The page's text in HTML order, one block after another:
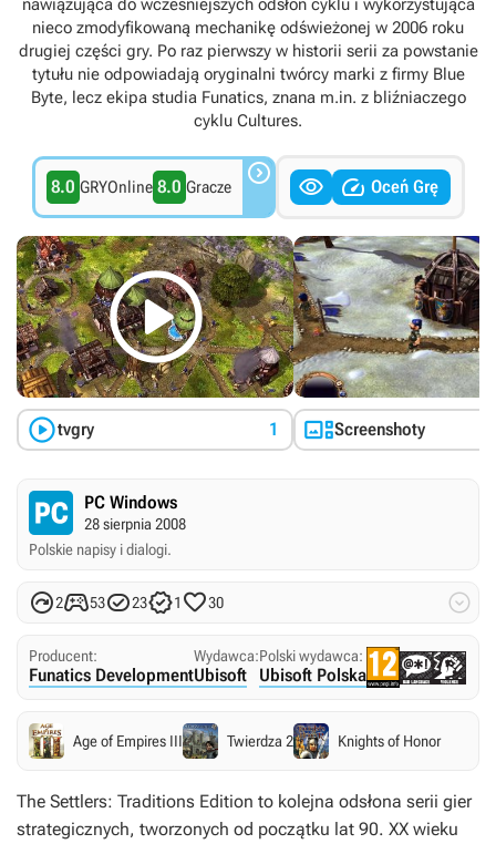
nawiązująca do wcześniejszych odsłon cyklu i wykorzystująca
nieco zmodyfikowaną mechanikę odświeżonej w 2006 roku
drugiej części gry. Po raz pierwszy w historii serii za powstanie
tytułu nie odpowiadają oryginalni twórcy marki z firmy Blue
Byte, lecz ekipa studia Funatics, znana m.in. z bliźniaczego
cyklu Cultures.
8.0 GRYOnline 8.0 Gracze    Oceń Grę

tvgry 1 Screenshoty
PC Windows
28 sierpnia 2008
Polskie napisy i dialogi.
253231 30 
Producent:
Funatics Development
Wydawca:
Ubisoft
Polski wydawca:
Ubisoft Polska
Age of Empires III Twierdza 2 Knights of Honor
The Settlers: Traditions Edition to kolejna odsłona serii gier
strategicznych, tworzonych od początku lat 90. XX wieku